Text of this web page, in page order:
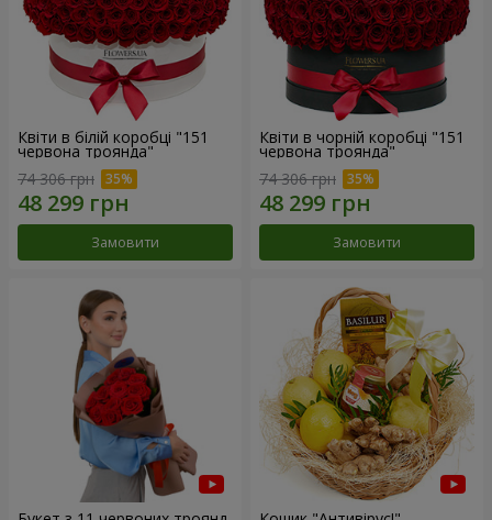
Квіти в білій коробці "151
червона троянда"
74 306 грн
Замовити
Квіти в чорній коробці "151
червона троянда"
74 306 грн
Замовити